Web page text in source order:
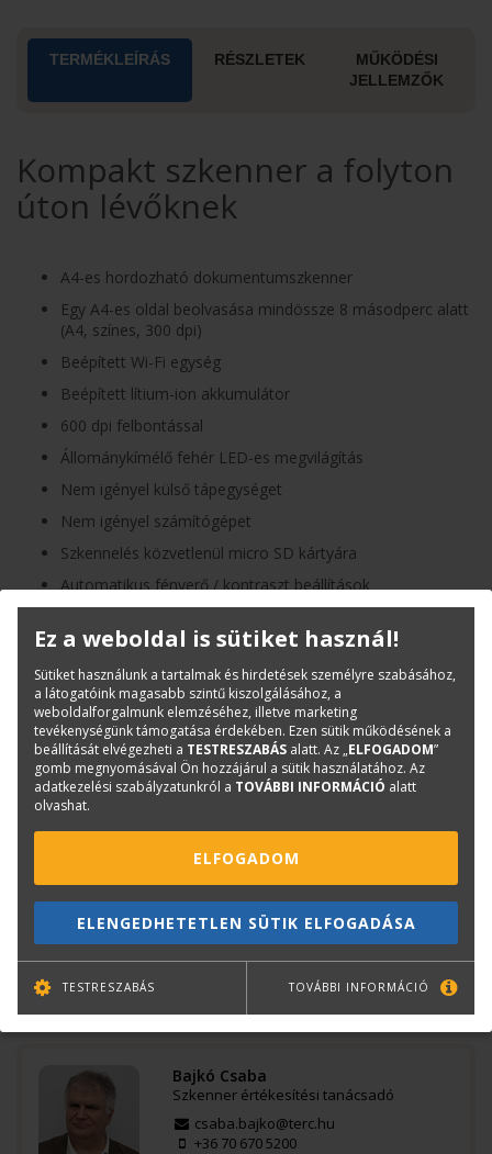
TERMÉKLEÍRÁS RÉSZLETEK
MŰKÖDÉSI
JELLEMZŐK
Kompakt szkenner a folyton
úton lévőknek
A4-es hordozható dokumentumszkenner
Egy A4-es oldal beolvasása mindössze 8 másodperc alatt
(A4, színes, 300 dpi)
Beépített Wi-Fi egység
Beépített lítium-ion akkumulátor
600 dpi felbontással
Állománykímélő fehér LED-es megvilágítás
Nem igényel külső tápegységet
Nem igényel számítógépet
Szkennelés közvetlenül micro SD kártyára
Automatikus fényerő / kontraszt beállítások
PDF adatlap
Termékinfó
Kategóriák
A4 méret
Személyi szkennerek
Avision
TAVASZI AKCIÓ
Cikkszám:
MetaMobile 20
Márka:
Avision
EAN:
4713494652223
Kérdése van?
Bajkó Csaba
Szkenner értékesítési tanácsadó
csaba.bajko@terc.hu
+36 70 670 5200
Ez a weboldal is sütiket használ!
Sütiket használunk a tartalmak és hirdetések személyre szabásához,
a látogatóink magasabb szintű kiszolgálásához, a
weboldalforgalmunk elemzéséhez, illetve marketing
tevékenységünk támogatása érdekében. Ezen sütik működésének a
beállítását elvégezheti a TESTRESZABÁS alatt. Az „ELFOGADOM”
gomb megnyomásával Ön hozzájárul a sütik használatához. Az
adatkezelési szabályzatunkról a TOVÁBBI INFORMÁCIÓ alatt
olvashat.
ELFOGADOM
ELENGEDHETETLEN SÜTIK ELFOGADÁSA
TESTRESZABÁS TOVÁBBI INFORMÁCIÓ